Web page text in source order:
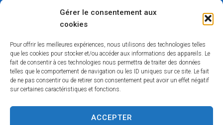
Gérer le consentement aux
cookies
Pour offrir les meilleures expériences, nous utilisons des technologies telles
que les cookies pour stocker et/ou accéder aux informations des appareils. Le
fait de consentir à ces technologies nous permettra de traiter des données
telles que le comportement de navigation ou les ID uniques sur ce site. Le fait
de ne pas consentir ou de retirer son consentement peut avoir un effet négatif
sur certaines caractéristiques et fonctions.
ACCEPTER
Mairie de Thiron-Gardais
28480 Thiron-Gardais